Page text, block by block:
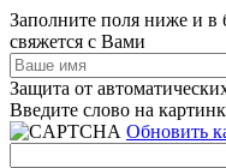
Заполните поля ниже и
свяжется с Вами
Защита от
Введите слово на
Обновить